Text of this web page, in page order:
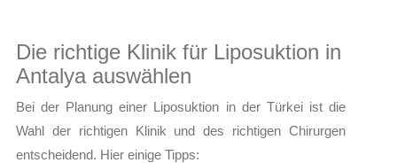
Die richtige Klinik für Liposuktion in
Antalya auswählen
Bei der Planung einer Liposuktion in der Türkei ist die
Wahl der richtigen Klinik und des richtigen Chirurgen
entscheidend. Hier einige Tipps: